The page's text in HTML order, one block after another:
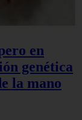
en
genética
la mano